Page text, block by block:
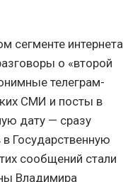
сегменте интернета
о «второй
телеграм-
СМИ и посты в
дату — сразу
Государственную
сообщений стали
Владимира